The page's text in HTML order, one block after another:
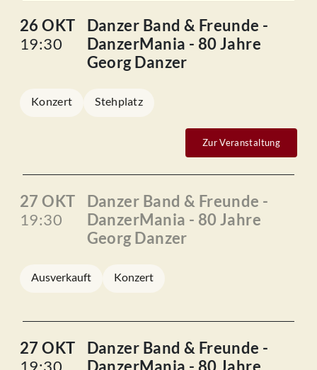
26 OKT
19:30
Danzer Band & Freunde -
DanzerMania - 80 Jahre
Georg Danzer
Konzert Stehplatz
Zur Veranstaltung
27 OKT
19:30
Danzer Band & Freunde -
DanzerMania - 80 Jahre
Georg Danzer
Ausverkauft Konzert
27 OKT
Danzer Band & Freunde -